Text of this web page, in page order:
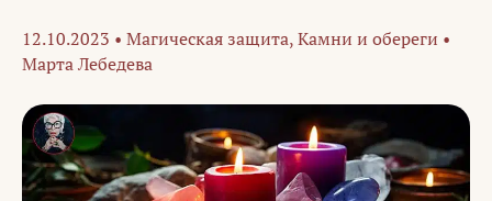
12.10.2023 • Магическая защита,Камни и обереги •
Марта Лебедева